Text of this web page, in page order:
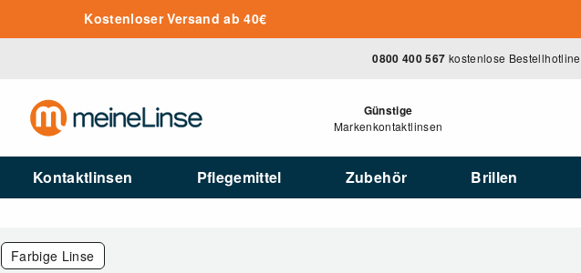
Zum Hauptinhalt springen
Kostenloser Versand ab 40€
0800 400 567 kostenlose Bestellhotline
Günstige
Markenkontaktlinsen
Kontaktlinsen Pflegemittel Zubehör Brillen
Farbige Linse